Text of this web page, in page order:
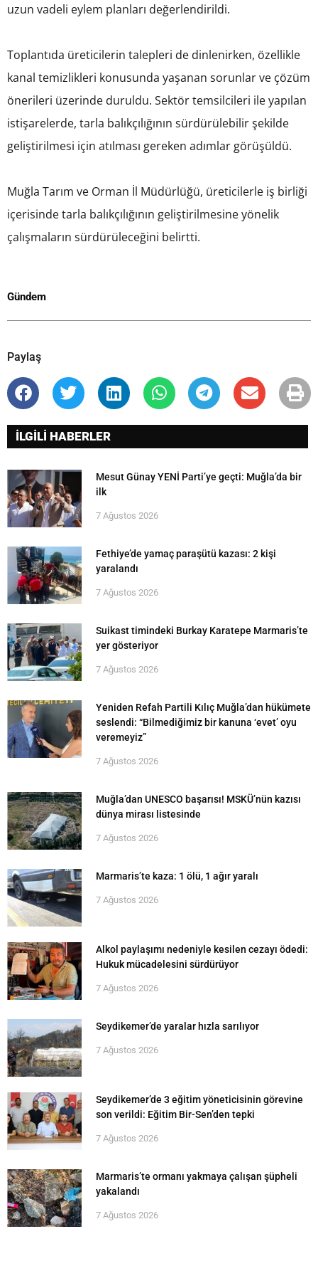
uzun vadeli eylem planları değerlendirildi.
Toplantıda üreticilerin talepleri de dinlenirken, özellikle
kanal temizlikleri konusunda yaşanan sorunlar ve çözüm
önerileri üzerinde duruldu. Sektör temsilcileri ile yapılan
istişarelerde, tarla balıkçılığının sürdürülebilir şekilde
geliştirilmesi için atılması gereken adımlar görüşüldü.
Muğla Tarım ve Orman İl Müdürlüğü, üreticilerle iş birliği
içerisinde tarla balıkçılığının geliştirilmesine yönelik
çalışmaların sürdürüleceğini belirtti.
Gündem
Paylaş
İLGİLİ HABERLER
Mesut Günay YENİ Parti’ye geçti: Muğla’da bir
ilk
7 Ağustos 2026
Fethiye’de yamaç paraşütü kazası: 2 kişi
yaralandı
7 Ağustos 2026
Suikast timindeki Burkay Karatepe Marmaris’te
yer gösteriyor
7 Ağustos 2026
Yeniden Refah Partili Kılıç Muğla’dan hükümete
seslendi: “Bilmediğimiz bir kanuna ‘evet’ oyu
veremeyiz”
7 Ağustos 2026
Muğla’dan UNESCO başarısı! MSKÜ’nün kazısı
dünya mirası listesinde
7 Ağustos 2026
Marmaris’te kaza: 1 ölü, 1 ağır yaralı
7 Ağustos 2026
Alkol paylaşımı nedeniyle kesilen cezayı ödedi:
Hukuk mücadelesini sürdürüyor
7 Ağustos 2026
Seydikemer’de yaralar hızla sarılıyor
7 Ağustos 2026
Seydikemer’de 3 eğitim yöneticisinin görevine
son verildi: Eğitim Bir-Sen’den tepki
7 Ağustos 2026
Marmaris’te ormanı yakmaya çalışan şüpheli
yakalandı
7 Ağustos 2026